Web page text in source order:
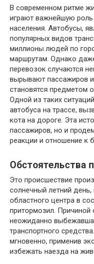
В современном ритме
играют важнейшую
населения. Автобусы,
популярных видов
миллионы людей по
маршрутам. Однако
перевозок случаются
вырывают пассажиров
становятся предметом
Одной из таких
автобуса на трассе,
кота на дороге. Эта
пассажиров, но и
реакции и отношение к
Обстоятельства
Это происшествие
солнечный летний
областного центра в
притормозил. Причиной
неожиданно
транспортного
мгновенно, применив
избежать наезда на